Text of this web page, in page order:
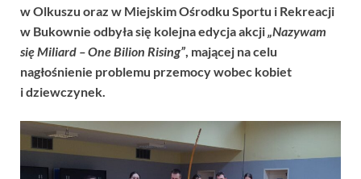
w Olkuszu oraz w Miejskim Ośrodku Sportu i Rekreacji
w Bukownie odbyła się kolejna edycja akcji„Nazywam
się Miliard – One Bilion Rising”, mającej na celu
nagłośnienie problemu przemocy wobec kobiet
i dziewczynek.